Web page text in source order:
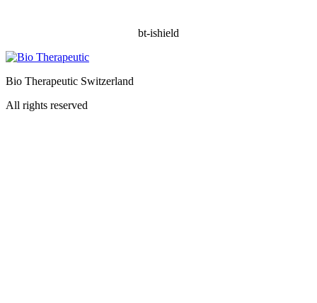
bt-ishield
Bio Therapeutic Switzerland
All rights reserved